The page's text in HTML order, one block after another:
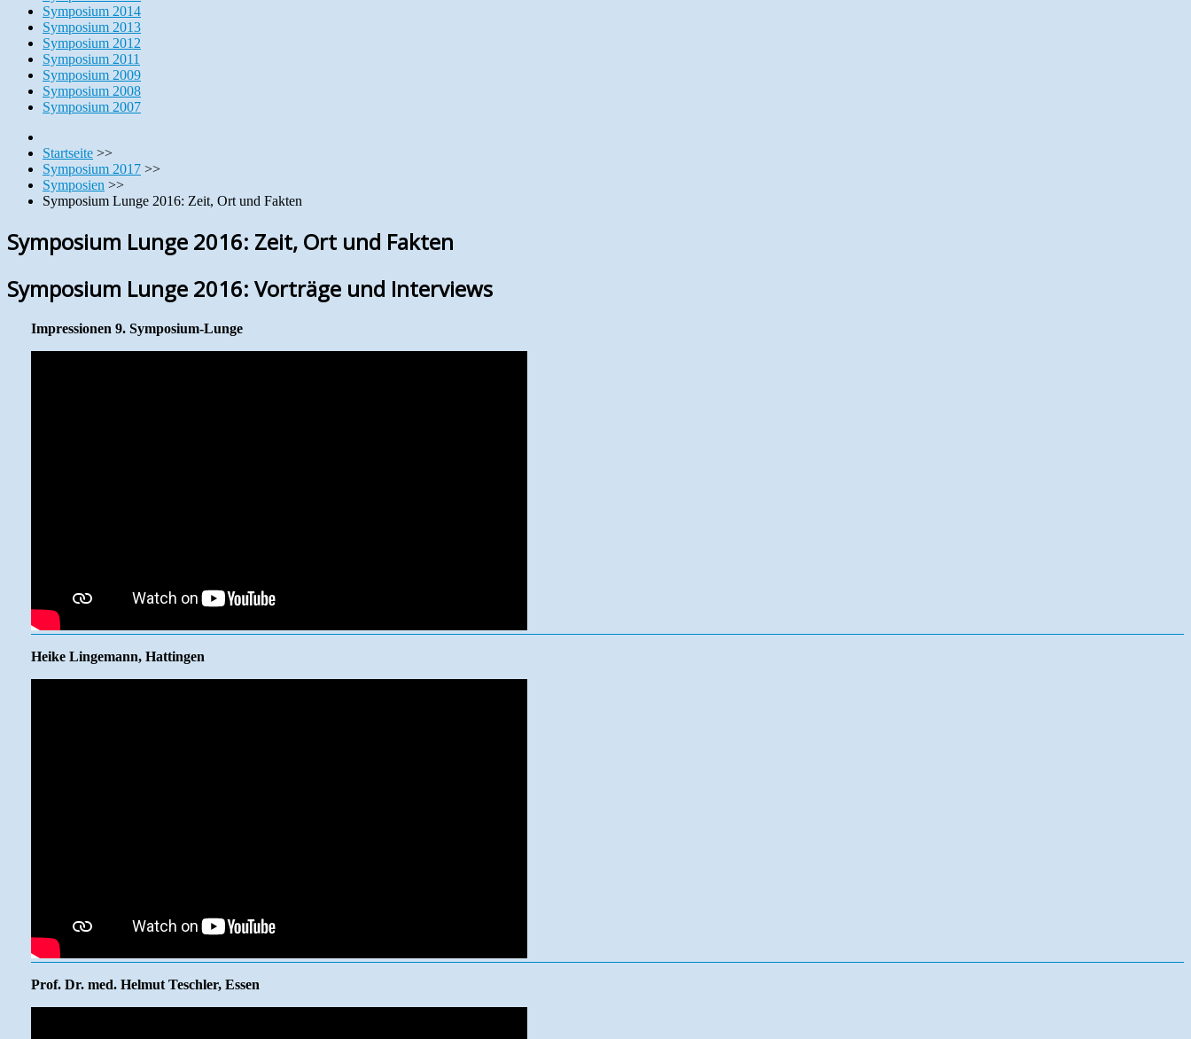
Symposium 2014
Symposium 2013
Symposium 2012
Symposium 2011
Symposium 2009
Symposium 2008
Symposium 2007
Startseite >>
Symposium 2017 >>
Symposien >>
Symposium Lunge 2016: Zeit, Ort und Fakten
Symposium Lunge 2016: Zeit, Ort und Fakten
Symposium Lunge 2016: Vorträge und Interviews
Impressionen 9. Symposium-Lunge
Heike Lingemann, Hattingen
Prof. Dr. med. Helmut Teschler, Essen